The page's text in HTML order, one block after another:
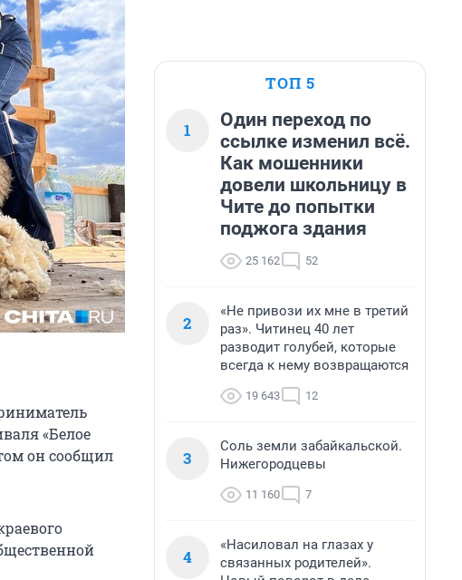
«Белое
он сообщил
ТОП 5
1
Один переход по
ссылке изменил всё.
Как мошенники
довели школьницу в
Чите до попытки
поджога здания
25 162 52
2
«Не привози их мне в третий
раз». Читинец 40 лет
разводит голубей, которые
всегда к нему возвращаются
19 643 12
3
Соль земли забайкальской.
Нижегородцевы
11 160 7
4
«Насиловал на глазах у
связанных родителей».